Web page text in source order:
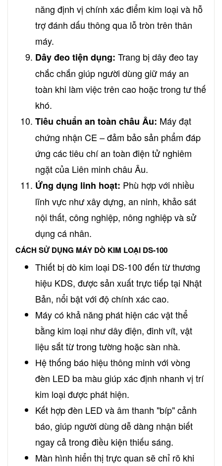
năng định vị chính xác điểm kim loại và hỗ
trợ đánh dấu thông qua lỗ tròn trên thân
máy.
Dây đeo tiện dụng: Trang bị dây đeo tay
chắc chắn giúp người dùng giữ máy an
toàn khi làm việc trên cao hoặc trong tư thế
khó.
Tiêu chuẩn an toàn châu Âu: Máy đạt
chứng nhận CE – đảm bảo sản phẩm đáp
ứng các tiêu chí an toàn điện tử nghiêm
ngặt của Liên minh châu Âu.
Ứng dụng linh hoạt: Phù hợp với nhiều
lĩnh vực như xây dựng, an ninh, khảo sát
nội thất, công nghiệp, nông nghiệp và sử
dụng cá nhân.
CÁCH SỬ DỤNG MÁY DÒ KIM LOẠI DS-100
Thiết bị dò kim loại DS-100 đến từ thương
hiệu KDS, được sản xuất trực tiếp tại Nhật
Bản, nổi bật với độ chính xác cao.
Máy có khả năng phát hiện các vật thể
bằng kim loại như dây điện, đinh vít, vật
liệu sắt từ trong tường hoặc sàn nhà.
Hệ thống báo hiệu thông minh với vòng
đèn LED ba màu giúp xác định nhanh vị trí
kim loại được phát hiện.
Kết hợp đèn LED và âm thanh "bíp" cảnh
báo, giúp người dùng dễ dàng nhận biết
ngay cả trong điều kiện thiếu sáng.
Màn hình hiển thị trực quan sẽ chỉ rõ khi